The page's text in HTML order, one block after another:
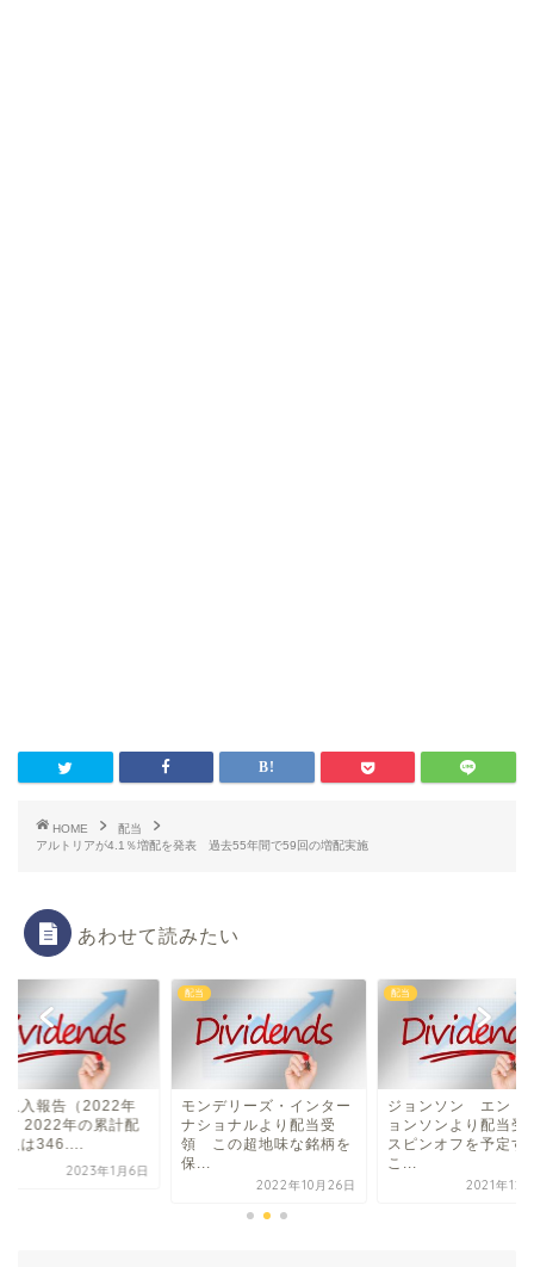
HOME
配当
アルトリアが4.1％増配を発表 過去55年間で59回の増配実施
あわせて読みたい
収入報告（2022年
）2022年の累計配
入は346....
2023年1月6日
配当
モンデリーズ・インター
ナショナルより配当受
領 この超地味な銘柄を
保...
2022年10月26日
配当
ジョンソン エン
ョンソンより配当
スピンオフを予定す
こ...
2021年12